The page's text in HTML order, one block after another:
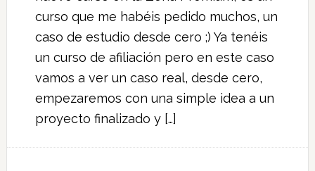
curso que me habéis pedido muchos, un
caso de estudio desde cero ;) Ya tenéis
un curso de afiliación pero en este caso
vamos a ver un caso real, desde cero,
empezaremos con una simple idea a un
proyecto finalizado y […]